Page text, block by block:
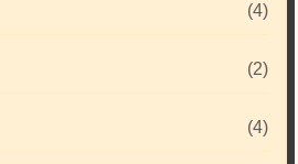
(4)
(2)
(4)